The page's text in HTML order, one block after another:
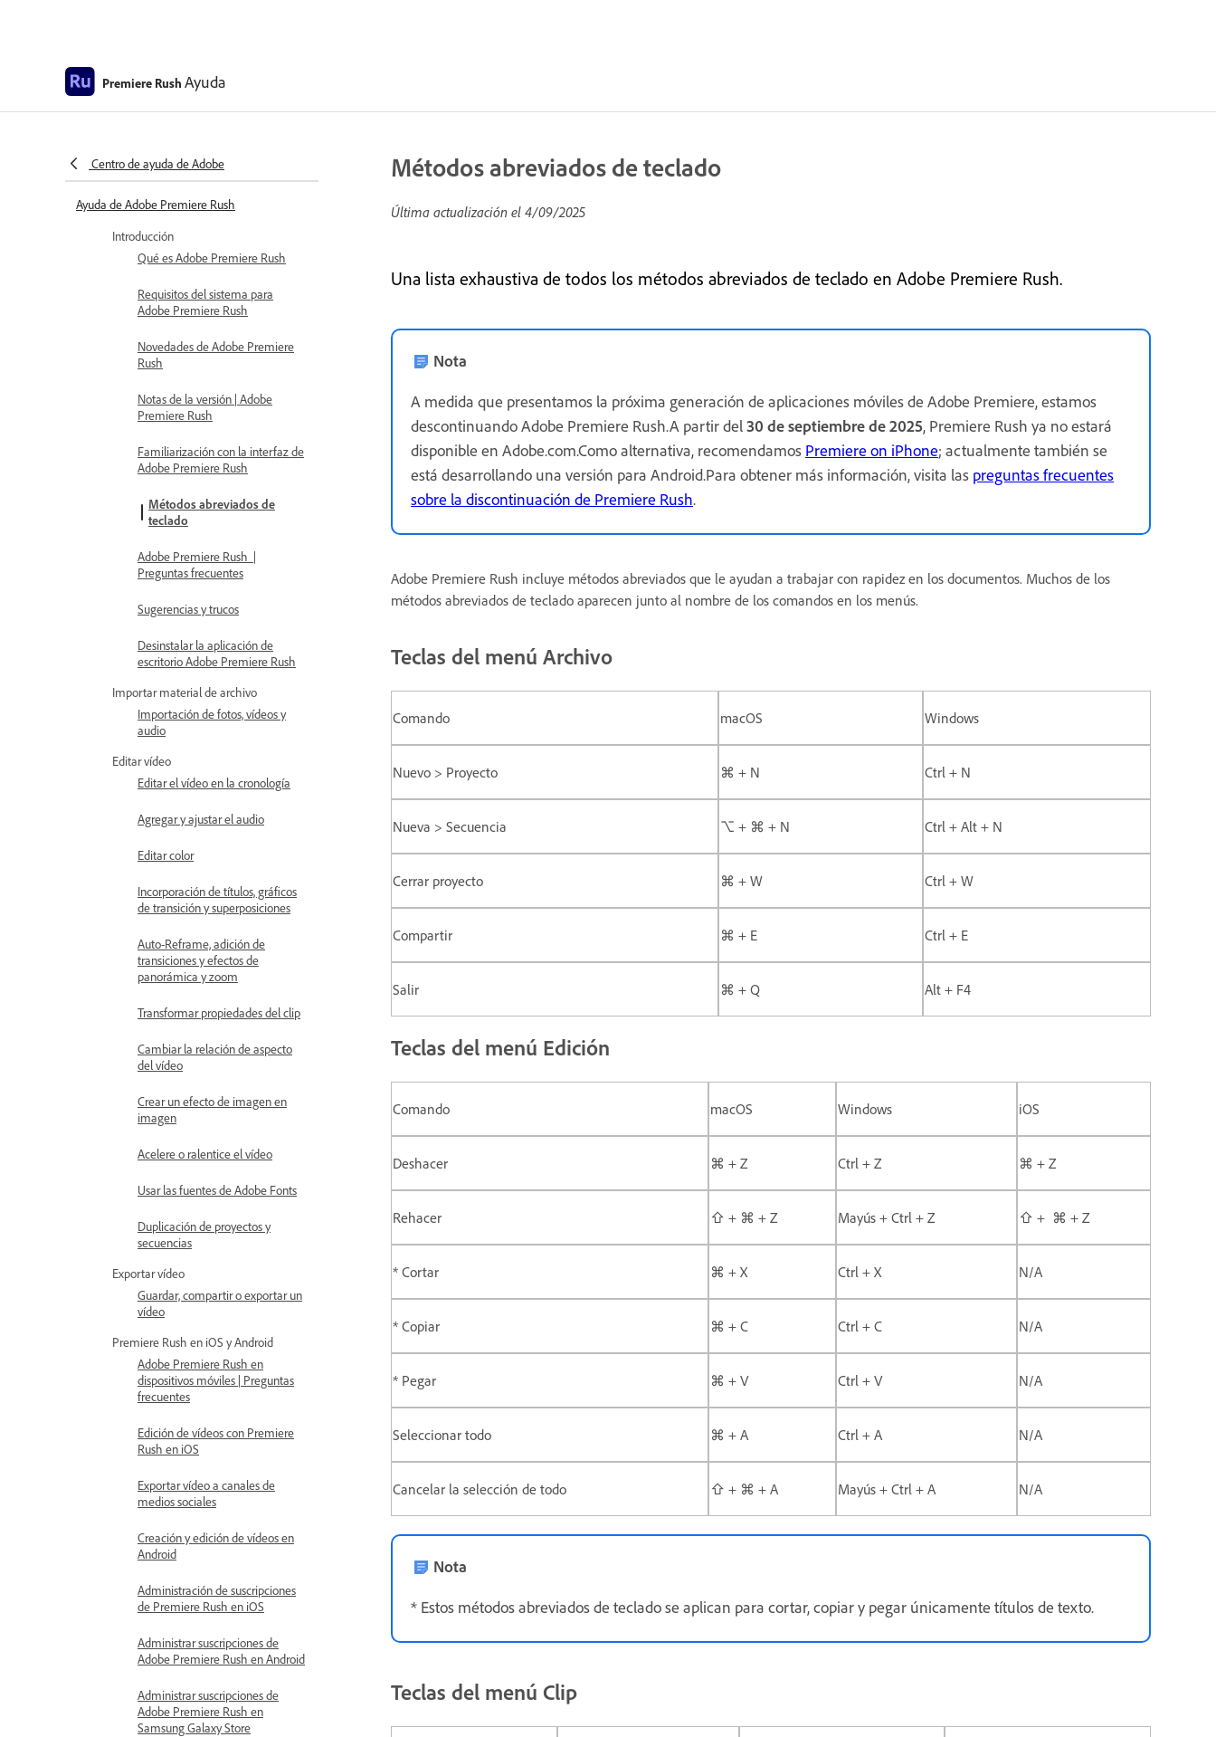
Premiere Rush Ayuda
Centro de ayuda de Adobe
Ayuda de Adobe Premiere Rush
Introducción
Qué es Adobe Premiere Rush
Requisitos del sistema para
Adobe Premiere Rush
Novedades de Adobe Premiere
Rush
Notas de la versión | Adobe
Premiere Rush
Familiarización con la interfaz de
Adobe Premiere Rush
Métodos abreviados de
teclado
Adobe Premiere Rush |
Preguntas frecuentes
Sugerencias y trucos
Desinstalar la aplicación de
escritorio Adobe Premiere Rush
Importar material de archivo
Importación de fotos, vídeos y
audio
Editar vídeo
Editar el vídeo en la cronología
Agregar y ajustar el audio
Editar color
Incorporación de títulos, gráficos
de transición y superposiciones
Auto-Reframe, adición de
transiciones y efectos de
panorámica y zoom
Transformar propiedades del clip
Cambiar la relación de aspecto
del vídeo
Crear un efecto de imagen en
imagen
Acelere o ralentice el vídeo
Usar las fuentes de Adobe Fonts
Duplicación de proyectos y
secuencias
Exportar vídeo
Guardar, compartir o exportar un
vídeo
Premiere Rush en iOS y Android
Adobe Premiere Rush en
dispositivos móviles | Preguntas
frecuentes
Edición de vídeos con Premiere
Rush en iOS
Exportar vídeo a canales de
medios sociales
Creación y edición de vídeos en
Android
Administración de suscripciones
de Premiere Rush en iOS
Administrar suscripciones de
Adobe Premiere Rush en Android
Administrar suscripciones de
Adobe Premiere Rush en
Samsung Galaxy Store
Métodos abreviados de teclado
Última actualización el 4/09/2025
Una lista exhaustiva de todos los métodos abreviados de teclado en Adobe Premiere Rush.
Nota
A medida que presentamos la próxima generación de aplicaciones móviles de Adobe Premiere, estamos
descontinuando Adobe Premiere Rush.A partir del30 de septiembre de 2025, Premiere Rush ya no estará
disponible en Adobe.com.Como alternativa, recomendamos Premiere on iPhone; actualmente también se
está desarrollando una versión para Android.Para obtener más información, visita las preguntas frecuentes
sobre la discontinuación de Premiere Rush.
Adobe Premiere Rush incluye métodos abreviados que le ayudan a trabajar con rapidez en los documentos. Muchos de los
métodos abreviados de teclado aparecen junto al nombre de los comandos en los menús.
Teclas del menú Archivo
Comando macOS Windows
Nuevo > Proyecto ⌘ + N Ctrl + N
Nueva > Secuencia ⌥ + ⌘ + N Ctrl + Alt + N
Cerrar proyecto ⌘ + W Ctrl + W
Compartir ⌘ + E Ctrl + E
Salir ⌘ + Q Alt + F4
Teclas del menú Edición
Comando macOS Windows iOS
Deshacer ⌘ + Z Ctrl + Z ⌘ + Z
Rehacer ⇧ + ⌘ + Z Mayús + Ctrl + Z ⇧ + ⌘ + Z
* Cortar ⌘ + X Ctrl + X N/A
* Copiar ⌘ + C Ctrl + C N/A
* Pegar ⌘ + V Ctrl + V N/A
Seleccionar todo ⌘ + A Ctrl + A N/A
Cancelar la selección de todo ⇧ + ⌘ + A Mayús + Ctrl + A N/A
Nota
* Estos métodos abreviados de teclado se aplican para cortar, copiar y pegar únicamente títulos de texto.
Teclas del menú Clip